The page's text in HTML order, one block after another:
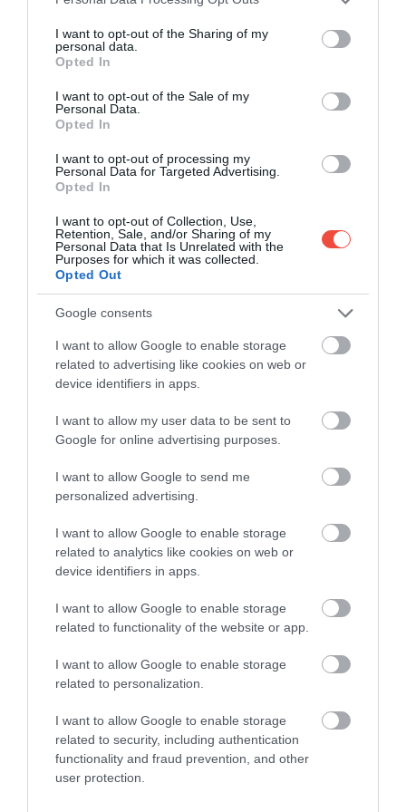
not limited to your visit or usage behaviour. You may click to
grant or deny consent to Google and its third-party tags to
use your data for below specified purposes in below Google
consent section.
I want to opt-out of the Sharing of my
personal data.
Opted In
I want to opt-out of the Sale of my
Personal Data.
Opted In
I want to opt-out of processing my
Personal Data for Targeted Advertising.
Opted In
I want to opt-out of Collection, Use,
Retention, Sale, and/or Sharing of my
Personal Data that Is Unrelated with the
Purposes for which it was collected.
Opted Out
Google consents
I want to allow Google to enable storage
related to advertising like cookies on web or
device identifiers in apps.
I want to allow my user data to be sent to
Google for online advertising purposes.
I want to allow Google to send me
personalized advertising.
I want to allow Google to enable storage
related to analytics like cookies on web or
device identifiers in apps.
I want to allow Google to enable storage
related to functionality of the website or app.
I want to allow Google to enable storage
related to personalization.
I want to allow Google to enable storage
related to security, including authentication
functionality and fraud prevention, and other
user protection.
Felszereltséget tekintve egyébként a Tiggo 7
vezess.huis írja, a különbség annyi, hogy utóbbiból
nincs belépőComfortváltozat, csupán a
Premium
Luxury – utóbbi változathoz olyan funkciók
tartoznak, mint a masszázsülés vagy a fejtámaszba
integrált hangszórós hifi.
AZ ÁRAK ÍGY ALAKULTAK:
Tiggo 7
Premium ICE – a 12 290 000 Ft
Luxury ICE – 12 990 000 Ft
Luxury Hybrid – 15 490 000 Ft
Comfort ICE – x
Premium Hybrid – 15 490 000 Ft
Luxury Hybrid – 16 690 000 Ft
Olvasd el ezt is!